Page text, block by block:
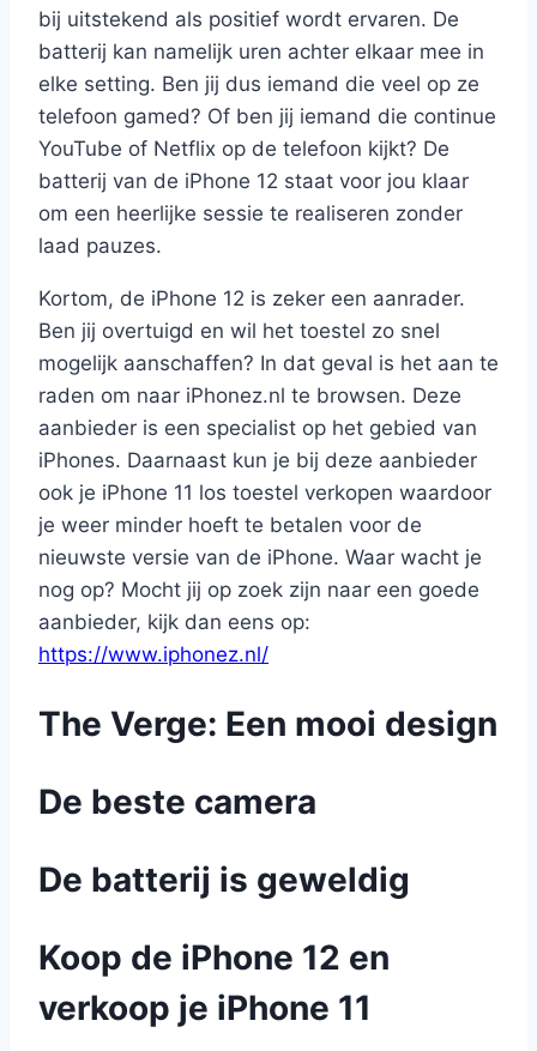
bij uitstekend als positief wordt ervaren. De
batterij kan namelijk uren achter elkaar mee in
elke setting. Ben jij dus iemand die veel op ze
telefoon gamed? Of ben jij iemand die continue
YouTube of Netflix op de telefoon kijkt? De
batterij van de iPhone 12 staat voor jou klaar
om een heerlijke sessie te realiseren zonder
laad pauzes.
Kortom, de iPhone 12 is zeker een aanrader.
Ben jij overtuigd en wil het toestel zo snel
mogelijk aanschaffen? In dat geval is het aan te
raden om naar iPhonez.nl te browsen. Deze
aanbieder is een specialist op het gebied van
iPhones. Daarnaast kun je bij deze aanbieder
ook je iPhone 11 los toestel verkopen waardoor
je weer minder hoeft te betalen voor de
nieuwste versie van de iPhone. Waar wacht je
nog op? Mocht jij op zoek zijn naar een goede
aanbieder, kijk dan eens op:
https://www.iphonez.nl/
The Verge: Een mooi design
De beste camera
De batterij is geweldig
Koop de iPhone 12 en
verkoop je iPhone 11